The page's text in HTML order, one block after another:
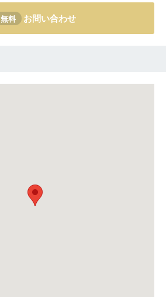
無料 お問い合わせ